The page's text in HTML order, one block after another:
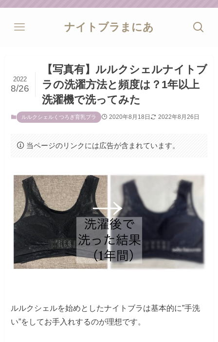
ナイトブラまにあ
【写真有】ルルクシェルナイトブ
ラの洗濯方法と頻度は？1年以上
洗濯機で洗ってみた
2022
8/26
ルルクシェルくつろぎ育乳ブラ 2020年8月18日 2022年8月26日
当ページのリンクには広告が含まれています。
ルルクシェルを始めとしたナイトブラは基本的に”手洗
い”をしてお手入れするのが理想です。